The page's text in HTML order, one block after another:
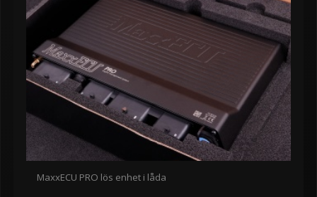
MaxxECU PRO lös enhet i låda